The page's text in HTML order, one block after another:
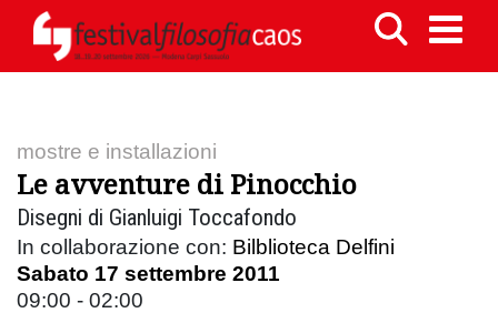
mostre e installazioni
Le avventure di Pinocchio
Disegni di Gianluigi Toccafondo
In collaborazione con: Bilblioteca Delfini
Sabato 17 settembre 2011
09:00 - 02:00